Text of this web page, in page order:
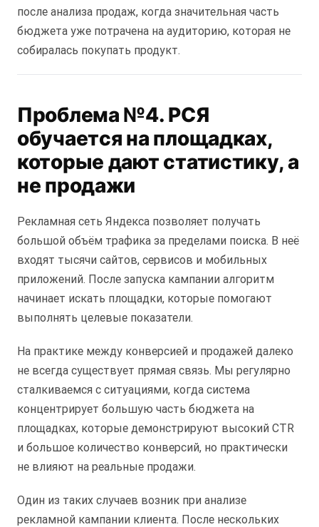
после анализа продаж, когда значительная часть
бюджета уже потрачена на аудиторию, которая не
собиралась покупать продукт.
Проблема №4. РСЯ
обучается на площадках,
которые дают статистику, а
не продажи
Рекламная сеть Яндекса позволяет получать
большой объём трафика за пределами поиска. В неё
входят тысячи сайтов, сервисов и мобильных
приложений. После запуска кампании алгоритм
начинает искать площадки, которые помогают
выполнять целевые показатели.
На практике между конверсией и продажей далеко
не всегда существует прямая связь. Мы регулярно
сталкиваемся с ситуациями, когда система
концентрирует большую часть бюджета на
площадках, которые демонстрируют высокий CTR
и большое количество конверсий, но практически
не влияют на реальные продажи.
Один из таких случаев возник при анализе
рекламной кампании клиента. После нескольких